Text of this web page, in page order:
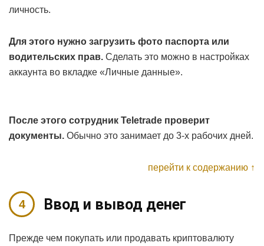
личность.
Для этого нужно загрузить фото паспорта или
водительских прав. Сделать это можно в настройках
аккаунта во вкладке «Личные данные».
После этого сотрудник Teletrade проверит
документы. Обычно это занимает до 3-х рабочих дней.
перейти к содержанию ↑
Ввод и вывод денег
Прежде чем покупать или продавать криптовалюту